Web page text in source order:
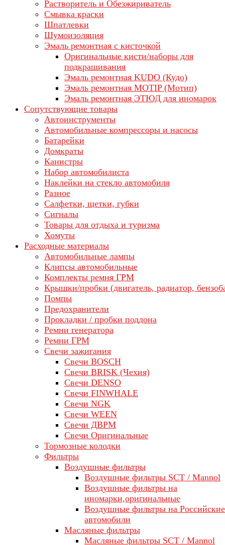
Растворитель и Обезжириватель
Смывка краски
Шпатлевки
Шумоизоляция
Эмаль ремонтная с кисточкой
Оригинальные кисти/наборы для
подкрашивания
Эмаль ремонтная KUDO (Кудо)
Эмаль ремонтная MOTIP (Мотип)
Эмаль ремонтная ЭТЮД для иномарок
Сопутствующие товары
Автоинструменты
Автомобильные компрессоры и насосы
Батарейки
Домкраты
Канистры
Набор автомобилиста
Наклейки на стекло автомобиля
Разное
Салфетки, щетки, губки
Сигналы
Товары для отдыха и туризма
Хомуты
Расходные материалы
Автомобильные лампы
Клипсы автомобильные
Комплекты ремня ГРМ
Крышки/пробки (двигатель, радиатор,
Помпы
Предохранители
Прокладки / пробки поддона
Ремни генератора
Ремни ГРМ
Свечи зажигания
Свечи BOSCH
Свечи BRISK (Чехия)
Свечи DENSO
Свечи FINWHALE
Свечи NGK
Свечи WEEN
Свечи ДВРМ
Свечи Оригинальные
Тормозные колодки
Фильтры
Воздушные фильтры
Воздушные фильтры SCT / Mannol
Воздушные фильтры на
иномарки,оригинальные
Воздушные фильтры на Российские
автомобили
Масляные фильтры
Масляные фильтры SCT / Mannol